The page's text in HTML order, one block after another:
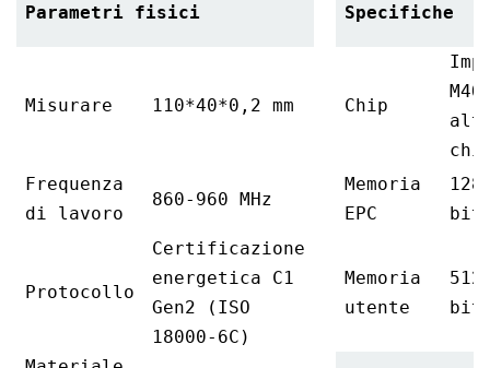
Parametri fisici Specifiche
Misurare 110*40*0,2 mm Chip
Frequenza
di lavoro
860-960 MHz
Memoria
EPC
128
bit
Protocollo
Certificazione
energetica C1
Gen2 (ISO
18000-6C)
Memoria
utente
512
bit